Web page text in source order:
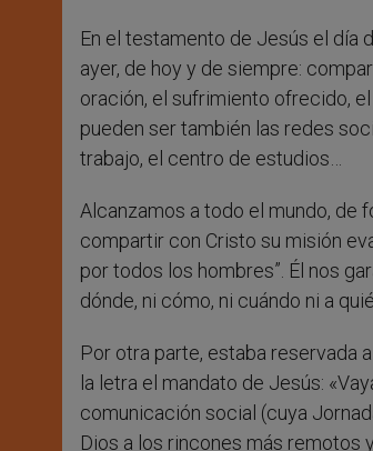
En el testamento de Jesús el día
ayer, de hoy y de siempre:
oración, el sufrimiento ofrecido,
pueden ser también las redes
trabajo, el centro de estudios…
Alcanzamos a todo el mundo, de
compartir con Cristo su misión
por todos los hombres”. Él nos
dónde, ni cómo, ni cuándo ni a
Por otra parte, estaba reservada
la letra el mandato de Jesús:
comunicación social (cuya
Dios a los rincones más remotos